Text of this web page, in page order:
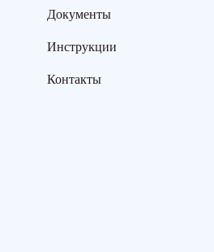
Документы
Инструкции
Контакты